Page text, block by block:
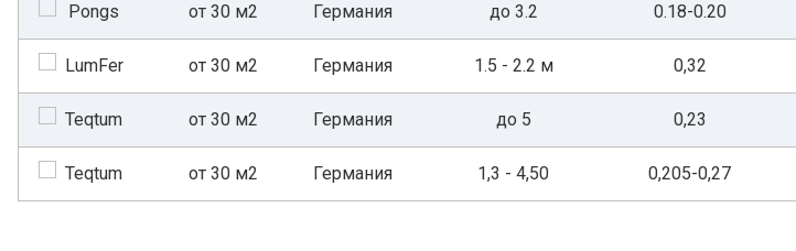
от 30 м2 Германия до 3.2 0.18-0.20
от 30 м2 Германия 1.5 - 2.2 м 0,32
от 30 м2 Германия до 5 0,23
от 30 м2 Германия 1,3 - 4,50 0,205-0,27